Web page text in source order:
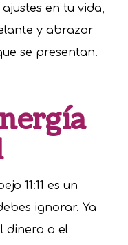
en tu vida,
y abrazar
se presentan.
11:11 es un
ignorar. Ya
dinero o el